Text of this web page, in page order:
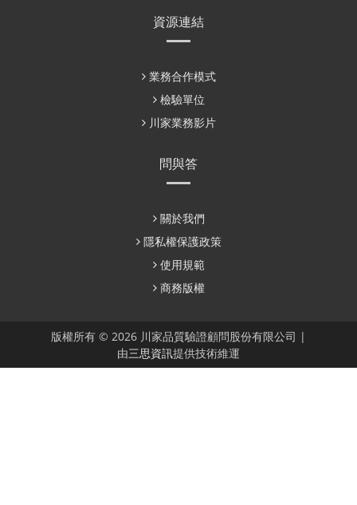
資源連結
業務合作模式
檢驗單位
川家業務影片
問與答
關於我們
隱私權保護政策
使用規範
商務版權
版權所有 © 2026 川家品質驗證顧問股份有限公司 |
由三思資訊提供技術維運